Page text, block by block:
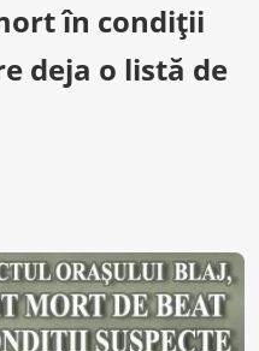
în condiţii
deja o listă de